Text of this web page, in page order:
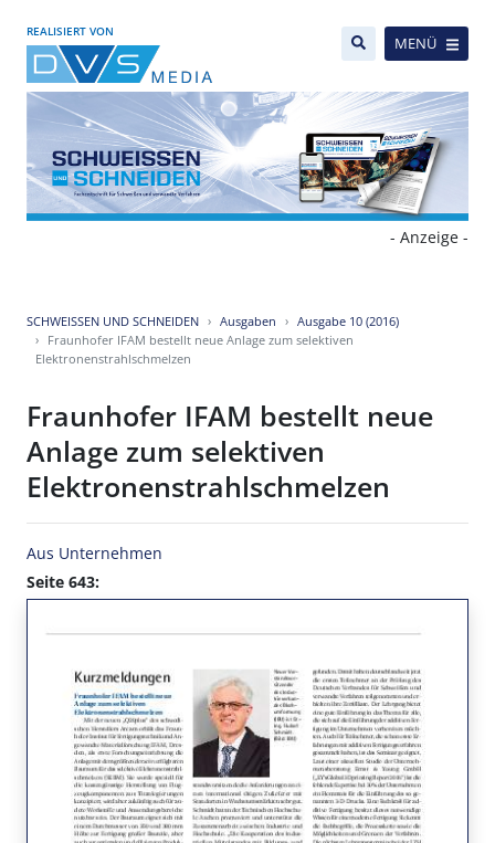
REALISIERT VON
MENÜ
- Anzeige -
SCHWEISSEN UND SCHNEIDEN Ausgaben
Ausgabe 10 (2016)
Fraunhofer IFAM bestellt neue Anlage zum selektiven
Elektronenstrahlschmelzen
Fraunhofer IFAM bestellt neue
Anlage zum selektiven
Elektronenstrahlschmelzen
Aus Unternehmen
Seite 643: